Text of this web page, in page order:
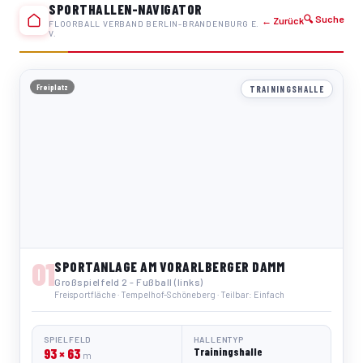
SPORTHALLEN-NAVIGATOR
FLOORBALL VERBAND BERLIN-BRANDENBURG E.
V.
← Zurück🔍 Suche
TRAININGSHALLE
Freiplatz
01SPORTANLAGE AM VORARLBERGER DAMM
Großspielfeld 2 - Fußball (links)
Freisportfläche · Tempelhof-Schöneberg · Teilbar: Einfach
SPIELFELD
93 × 63 m
HALLENTYP
Trainingshalle